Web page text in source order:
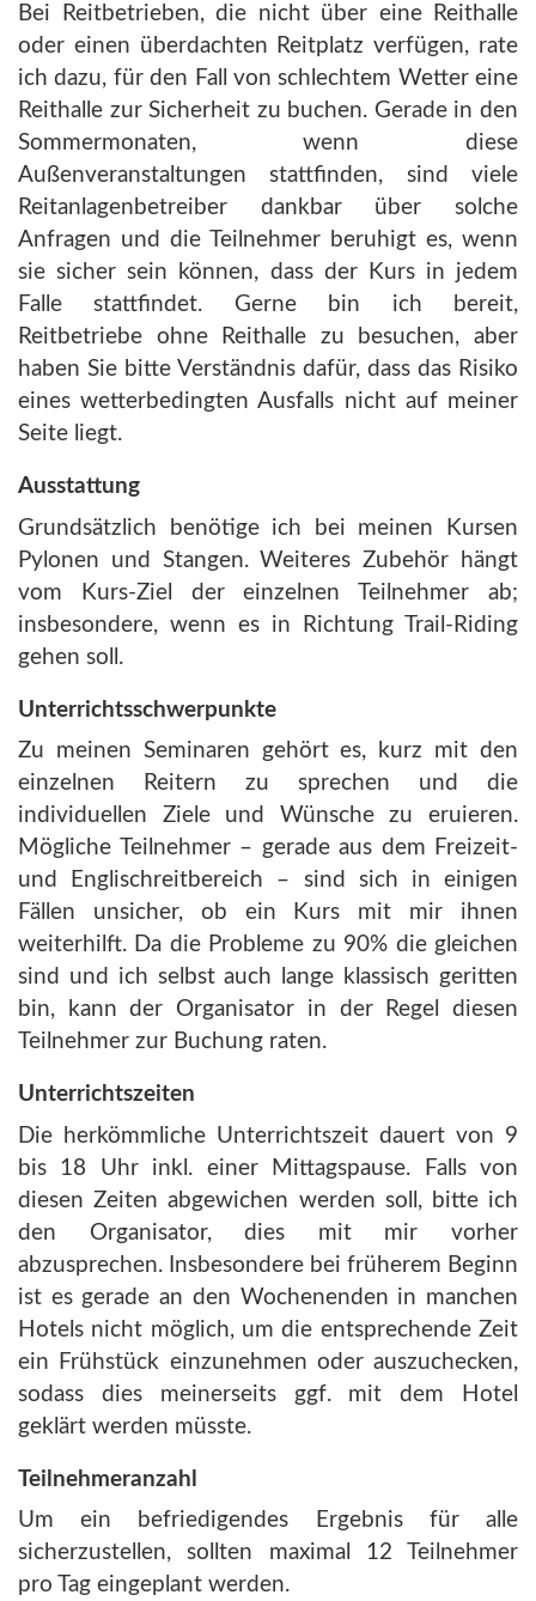
Bei Reitbetrieben, die nicht über eine Reithalle
oder einen überdachten Reitplatz verfügen, rate
ich dazu, für den Fall von schlechtem Wetter eine
Reithalle zur Sicherheit zu buchen. Gerade in den
Sommermonaten, wenn diese
Außenveranstaltungen stattfinden, sind viele
Reitanlagenbetreiber dankbar über solche
Anfragen und die Teilnehmer beruhigt es, wenn
sie sicher sein können, dass der Kurs in jedem
Falle stattfindet. Gerne bin ich bereit,
Reitbetriebe ohne Reithalle zu besuchen, aber
haben Sie bitte Verständnis dafür, dass das Risiko
eines wetterbedingten Ausfalls nicht auf meiner
Seite liegt.
Ausstattung
Grundsätzlich benötige ich bei meinen Kursen
Pylonen und Stangen. Weiteres Zubehör hängt
vom Kurs-Ziel der einzelnen Teilnehmer ab;
insbesondere, wenn es in Richtung Trail-Riding
gehen soll.
Unterrichtsschwerpunkte
Zu meinen Seminaren gehört es, kurz mit den
einzelnen Reitern zu sprechen und die
individuellen Ziele und Wünsche zu eruieren.
Mögliche Teilnehmer – gerade aus dem Freizeit-
und Englischreitbereich – sind sich in einigen
Fällen unsicher, ob ein Kurs mit mir ihnen
weiterhilft. Da die Probleme zu 90% die gleichen
sind und ich selbst auch lange klassisch geritten
bin, kann der Organisator in der Regel diesen
Teilnehmer zur Buchung raten.
Unterrichtszeiten
Die herkömmliche Unterrichtszeit dauert von 9
bis 18 Uhr inkl. einer Mittagspause. Falls von
diesen Zeiten abgewichen werden soll, bitte ich
den Organisator, dies mit mir vorher
abzusprechen. Insbesondere bei früherem Beginn
ist es gerade an den Wochenenden in manchen
Hotels nicht möglich, um die entsprechende Zeit
ein Frühstück einzunehmen oder auszuchecken,
sodass dies meinerseits ggf. mit dem Hotel
geklärt werden müsste.
Teilnehmeranzahl
Um ein befriedigendes Ergebnis für alle
sicherzustellen, sollten maximal 12 Teilnehmer
pro Tag eingeplant werden.